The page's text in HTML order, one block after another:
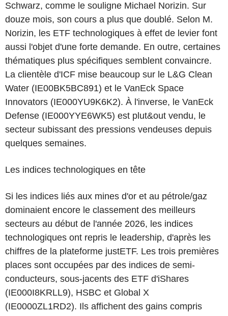
Schwarz, comme le souligne Michael Norizin. Sur
douze mois, son cours a plus que doublé. Selon M.
Norizin, les ETF technologiques à effet de levier font
aussi l'objet d'une forte demande. En outre, certaines
thématiques plus spécifiques semblent convaincre.
La clientèle d'ICF mise beaucoup sur le L&G Clean
Water (IE00BK5BC891) et le VanEck Space
Innovators (IE000YU9K6K2). À l'inverse, le VanEck
Defense (IE000YYE6WK5) est plut&out vendu, le
secteur subissant des pressions vendeuses depuis
quelques semaines.
Les indices technologiques en tête
Si les indices liés aux mines d'or et au pétrole/gaz
dominaient encore le classement des meilleurs
secteurs au début de l'année 2026, les indices
technologiques ont repris le leadership, d'après les
chiffres de la plateforme justETF. Les trois premières
places sont occupées par des indices de semi-
conducteurs, sous-jacents des ETF d'iShares
(IE000I8KRLL9), HSBC et Global X
(IE0000ZL1RD2). Ils affichent des gains compris